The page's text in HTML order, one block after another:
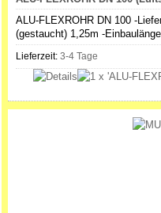
ALU-FLEXROHR DN 100 -
(gestaucht) 1,25m -
Lieferzeit: 3-4 Tage